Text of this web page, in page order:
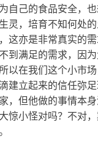
自己的食品安全，
灵，培育不知何处
这亦是非常真实的
到满足的需求，因
以在我们这个小市
建立起来的信任弥
，但他做的事情本
惊小怪对吗？不对